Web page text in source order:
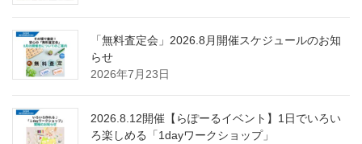
「無料査定会」2026.8月開催スケジュールのお知
らせ
2026年7月23日
2026.8.12開催【らぽーるイベント】1日でいろい
ろ楽しめる「1dayワークショップ」